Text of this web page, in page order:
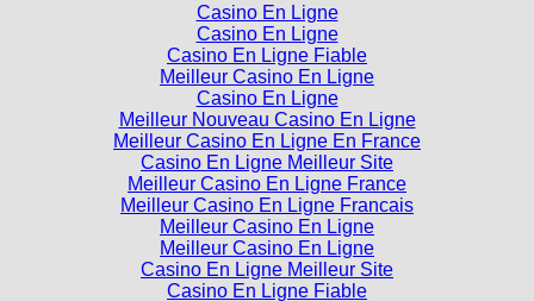
Casino En Ligne
Casino En Ligne
Casino En Ligne Fiable
Meilleur Casino En Ligne
Casino En Ligne
Meilleur Nouveau Casino En Ligne
Meilleur Casino En Ligne En France
Casino En Ligne Meilleur Site
Meilleur Casino En Ligne France
Meilleur Casino En Ligne Francais
Meilleur Casino En Ligne
Meilleur Casino En Ligne
Casino En Ligne Meilleur Site
Casino En Ligne Fiable